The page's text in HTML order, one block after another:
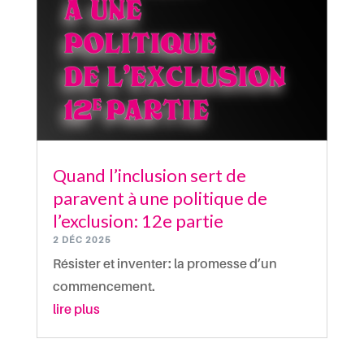
Quand l’inclusion sert de
paravent à une politique de
l’exclusion : 12e partie
2 DÉC 2025
Résister et inventer : la promesse d’un
commencement.
lire plus